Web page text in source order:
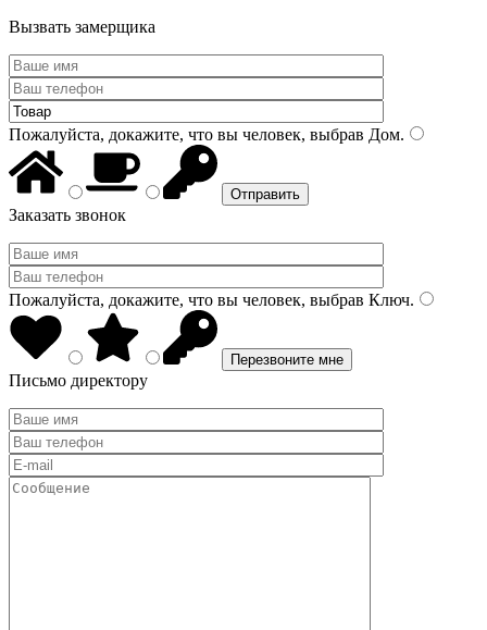
Вызвать замерщика
Пожалуйста, докажите, что вы человек, выбрав Дом.
Заказать звонок
Пожалуйста, докажите, что вы человек, выбрав Ключ.
Письмо директору